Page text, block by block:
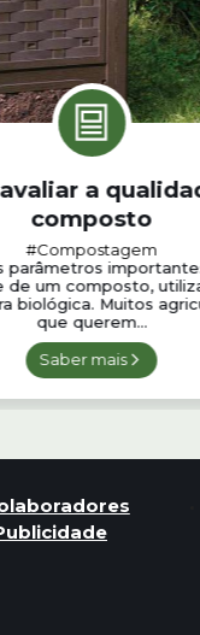
a
composto
#Compostagem
parâmetros
de um composto,
biológica. Muitos
que querem...
Saber mais